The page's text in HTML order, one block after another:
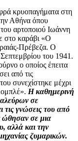
κρυοπαγήματα στη
Αθήνα όπου
αρτοποιού Ιωάννη
στο καράβι «Ο
Πρέβεζα. Ο
του 1941.
ο οποίος έπειτα
από τις
συνεχίστηκε μέχρι
Η καθημερινή
σε
τις γνώσεις του από
ώθησαν σε μια
αλλά και την
ζυμαρικών.